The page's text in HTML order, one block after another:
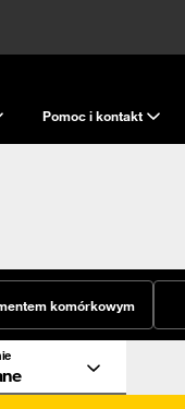
Pomoc i kontakt
komórkowym